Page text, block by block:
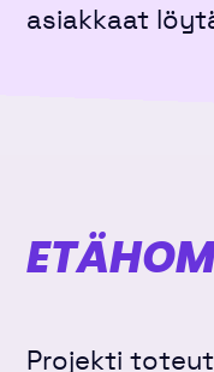
asiakkaat
Projekti